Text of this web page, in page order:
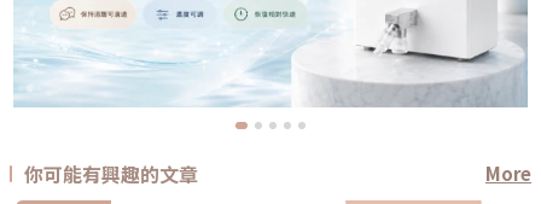
你可能有興趣的文章
More